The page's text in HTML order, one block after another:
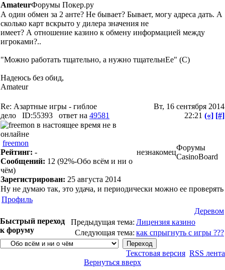
AmateurФорумы Покер.ру
А один обмен за 2 анте? Не бывает? Бывает, могу адреса дать. А
сколько карт вскрыто у дилера значения не
имеет? А отношение казино к обмену информацией между
игроками?..
"Можно работать тщательно, а нужно тщательнЕе" (С)
Надеюсь без обид,
Amateur
Re: Азартные игры - гиблое
дело
ID:55393 ответ на 49581
Вт, 16 сентября 2014
22:21 («] [#]
freemon
Рейтинг: -
Сообщений: 12 (92%-Обо всём и ни о
чём)
Зарегистрирован: 25 августа 2014
незнакомец
Форумы
CasinoBoard
Ну не думаю так, это удача, и периодически можно ее проверять
Профиль
Деревом
Предыдущая тема: Лицензия казино
Следующая тема: как спрыгнуть с игры ???
Быстрый переход
к форуму
Текстовая версия RSS лента
Вернуться вверх